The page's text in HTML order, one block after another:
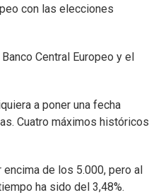
con las elecciones
Central Europeo y el
a poner una fecha
Cuatro máximos históricos
de los 5.000, pero al
ha sido del 3,48%.